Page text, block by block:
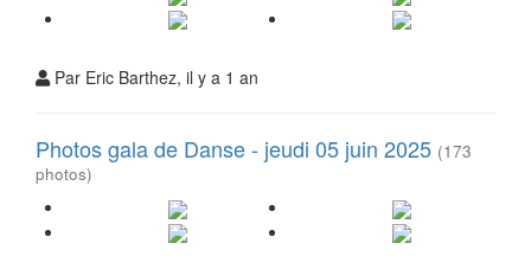
Par Eric Barthez, il y a 1 an
Photos gala de Danse - jeudi 05 juin 2025 (173
photos)